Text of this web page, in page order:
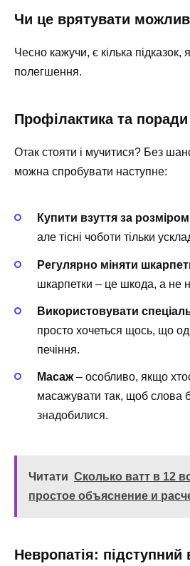
Чи це врятувати
Чесно кажучи, є кілька підказок,
полегшення.
Профілактика та поради
Отак стояти і мучитися? Без
можна спробувати наступне:
Купити взуття за розміром
але тісні чоботи тільки
Регулярно міняти
шкарпетки – це шкода, а не
Використовувати
просто хочеться щось, що
печіння.
Масаж– особливо, якщо
масажувати так, щоб слова
знадобилися.
Читати Сколько ватт в 12
простое объяснение и
Невропатія: підступний